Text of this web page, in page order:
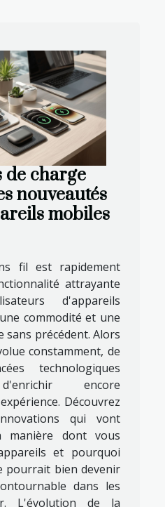
de charge
nouveautés
mobiles
fil est rapidement
attrayante
d'appareils
commodité et une
sans précédent. Alors
constamment, de
technologiques
encore
Découvrez
qui vont
manière dont vous
et pourquoi
pourrait bien devenir
dans les
L'évolution de la